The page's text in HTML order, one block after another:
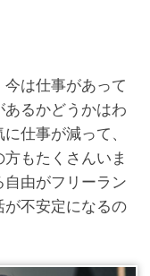
は仕事があって
あるかどうかはわ
仕事が減って、
もたくさんいま
自由がフリーラン
が不安定になるの